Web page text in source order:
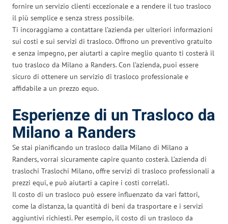
fornire un servizio clienti eccezionale e a rendere il tuo trasloco
il più semplice e senza stress possibile.
Ti incoraggiamo a contattare l’azienda per ulteriori informazioni
sui costi e sui servizi di trasloco. Offrono un preventivo gratuito
e senza impegno, per aiutarti a capire meglio quanto ti costerà il
tuo trasloco da Milano a Randers. Con l’azienda, puoi essere
sicuro di ottenere un servizio di trasloco professionale e
affidabile a un prezzo equo.
Esperienze di un Trasloco da
Milano a Randers
Se stai pianificando un trasloco dalla Milano di Milano a
Randers, vorrai sicuramente capire quanto costerà. L’azienda di
traslochi Traslochi Milano, offre servizi di trasloco professionali a
prezzi equi, e può aiutarti a capire i costi correlati.
Il costo di un trasloco può essere influenzato da vari fattori,
come la distanza, la quantità di beni da trasportare e i servizi
aggiuntivi richiesti. Per esempio, il costo di un trasloco da